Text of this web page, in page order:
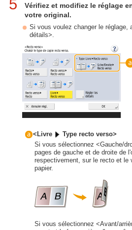
5
Vérifiez et modifiez le réglage
votre original.
Si vous voulez changer le réglage,
détails>.
<Livre
Type recto verso>
Si vous sélectionnez <Gauche/
pages de gauche et de droite de
respectivement, sur le recto et le
papier.
Si vous sélectionnez <Avant/